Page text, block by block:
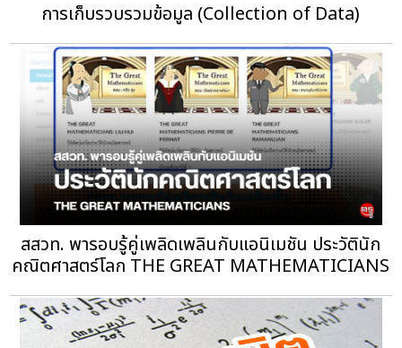
การเก็บรวบรวมข้อมูล (Collection of Data)
สสวท. พารอบรู้คู่เพลิดเพลินกับแอนิเมชัน ประวัตินัก
คณิตศาสตร์โลก THE GREAT MATHEMATICIANS